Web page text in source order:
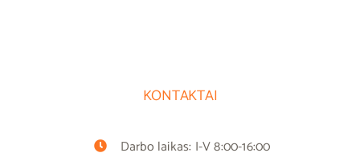
KONTAKTAI
Darbo laikas: I-V 8:00-16:00